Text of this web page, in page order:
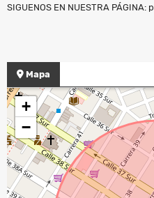
SIGUENOS EN NUESTRA
Mapa
+
−